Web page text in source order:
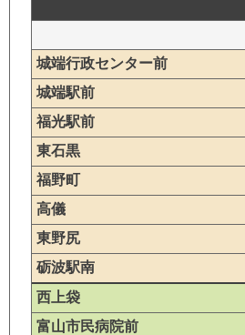
城端行政センター前
城端駅前
福光駅前
東石黒
福野町
高儀
東野尻
砺波駅南
西上袋
富山市民病院前